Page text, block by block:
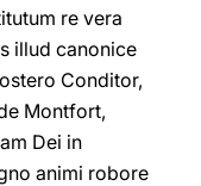
re vera
illud canonice
Conditor,
Montfort,
Dei in
animi robore